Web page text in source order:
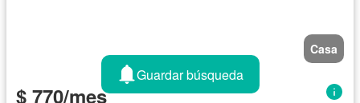
Casa
$ 770/mes
Guardar búsqueda